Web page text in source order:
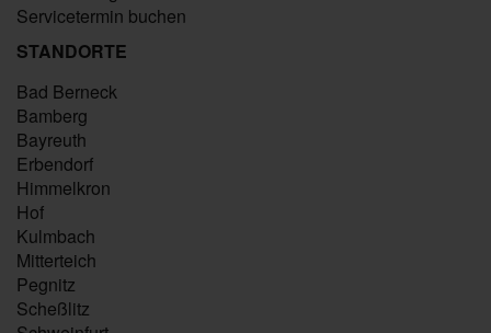
Servicetermin buchen
STANDORTE
Bad Berneck
Bamberg
Bayreuth
Erbendorf
Himmelkron
Hof
Kulmbach
Mitterteich
Pegnitz
Scheßlitz